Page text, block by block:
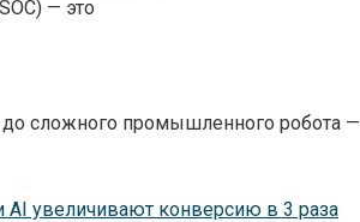
— это
до сложного промышленного робота —
AI увеличивают конверсию в 3 раза